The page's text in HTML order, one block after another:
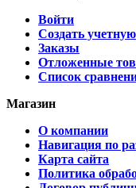
Войти
Создать
Заказы
Отложенные
Список
Магазин
О компании
Навигация по
Карта сайта
Политика